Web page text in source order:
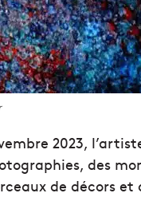
2023,
des
de décors et